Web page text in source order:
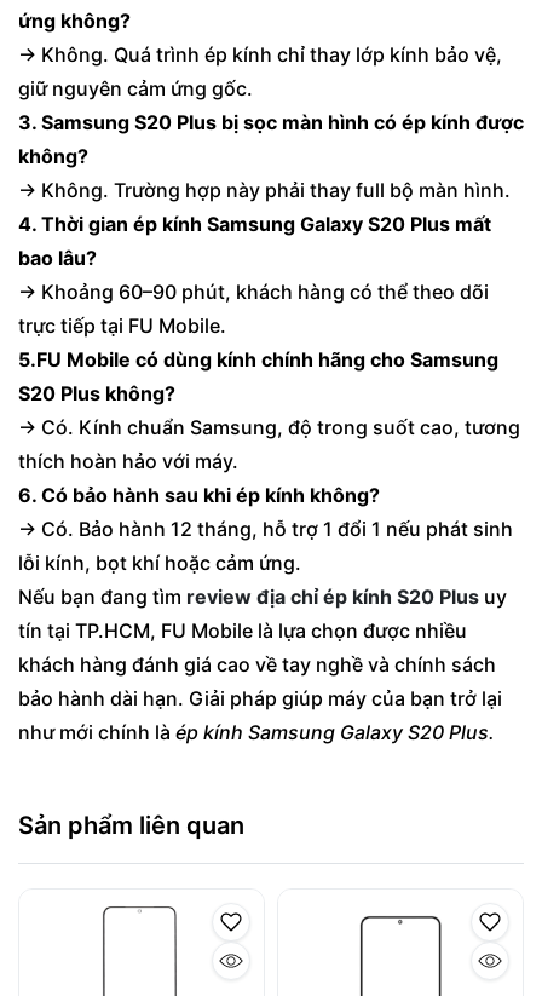
ứng không?
→ Không. Quá trình ép kính chỉ thay lớp kính bảo vệ,
giữ nguyên cảm ứng gốc.
3. Samsung S20 Plus bị sọc màn hình có ép kính được
không?
→ Không. Trường hợp này phải thay full bộ màn hình.
4. Thời gian ép kính Samsung Galaxy S20 Plus mất
bao lâu?
→ Khoảng 60–90 phút, khách hàng có thể theo dõi
trực tiếp tại FU Mobile.
5.FU Mobile có dùng kính chính hãng cho Samsung
S20 Plus không?
→ Có. Kính chuẩn Samsung, độ trong suốt cao, tương
thích hoàn hảo với máy.
6. Có bảo hành sau khi ép kính không?
→ Có. Bảo hành 12 tháng, hỗ trợ 1 đổi 1 nếu phát sinh
lỗi kính, bọt khí hoặc cảm ứng.
Nếu bạn đang tìm review địa chỉ ép kính S20 Plus uy
tín tại TP.HCM, FU Mobile là lựa chọn được nhiều
khách hàng đánh giá cao về tay nghề và chính sách
bảo hành dài hạn. Giải pháp giúp máy của bạn trở lại
như mới chính là ép kính Samsung Galaxy S20 Plus.
Sản phẩm liên quan